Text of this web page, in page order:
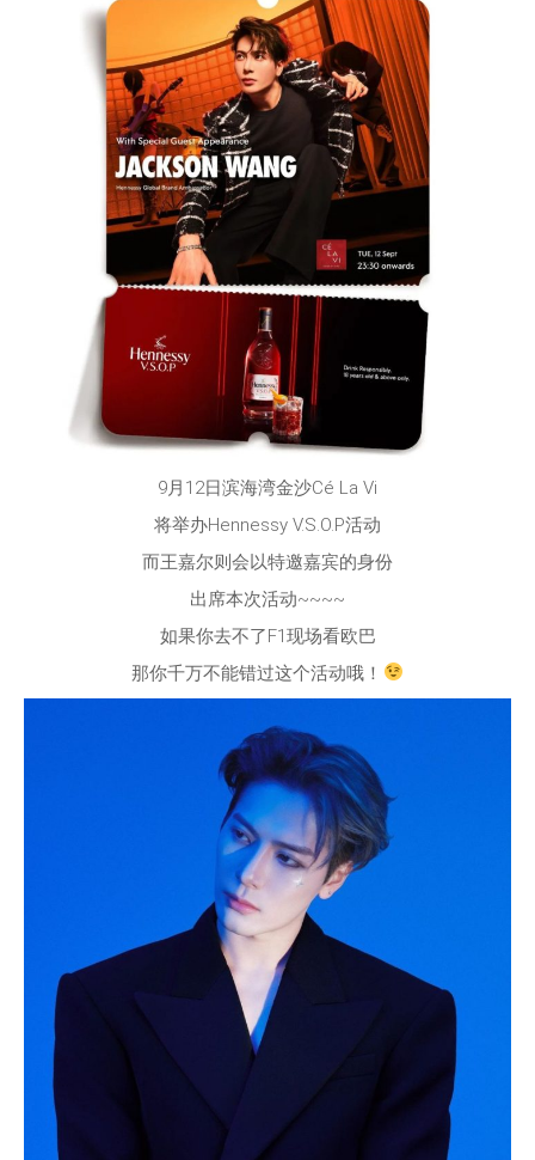
9月12日滨海湾金沙Cé La Vi
将举办Hennessy V.S.O.P活动
而王嘉尔则会以特邀嘉宾的身份
出席本次活动~~~~
如果你去不了F1现场看欧巴
那你千万不能错过这个活动哦！